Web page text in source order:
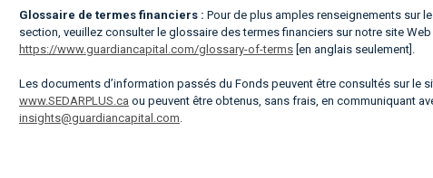
Glossaire de termes financiers : Pour de plus amples renseignements sur
section, veuillez consulter le glossaire des termes financiers sur notre site Web
https://www.guardiancapital.com/glossary-of-terms [en anglais seulement].
Les documents d’information passés du Fonds peuvent être consultés sur le
www.SEDARPLUS.ca ou peuvent être obtenus, sans frais, en communiquant
insights@guardiancapital.com.